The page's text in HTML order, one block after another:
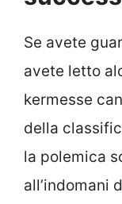
Se avete
avete letto
kermesse
della
la polemica
all’indomani